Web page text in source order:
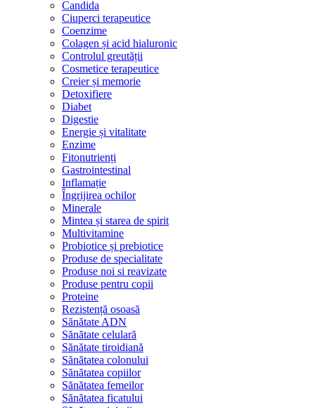
Candida
Ciuperci terapeutice
Coenzime
Colagen și acid hialuronic
Controlul greutății
Cosmetice terapeutice
Creier și memorie
Detoxifiere
Diabet
Digestie
Energie și vitalitate
Enzime
Fitonutrienți
Gastrointestinal
Inflamație
Îngrijirea ochilor
Minerale
Mintea și starea de spirit
Multivitamine
Probiotice și prebiotice
Produse de specialitate
Produse noi si reavizate
Produse pentru copii
Proteine
Rezistență osoasă
Sănătate ADN
Sănătate celulară
Sănătate tiroidiană
Sănătatea colonului
Sănătatea copiilor
Sănătatea femeilor
Sănătatea ficatului